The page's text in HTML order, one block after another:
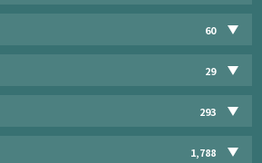
60
29
293
1,788